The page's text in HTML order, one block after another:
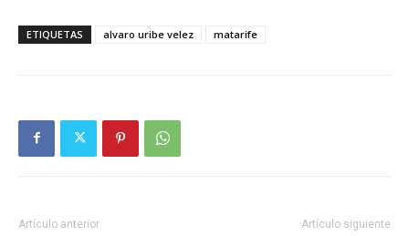
ETIQUETAS alvaro uribe velez matarife
Artículo anterior Artículo siguiente